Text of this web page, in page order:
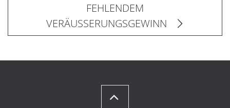
FEHLENDEM
VERÄUSSERUNGSGEWINN